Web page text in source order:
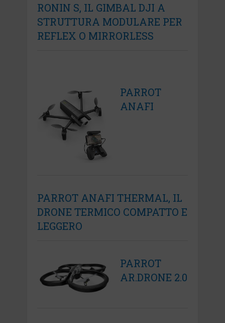
RONIN S, IL GIMBAL DJI A
STRUTTURA MODULARE PER
REFLEX O MIRRORLESS
PARROT
ANAFI
PARROT ANAFI THERMAL, IL
DRONE TERMICO COMPATTO E
LEGGERO
PARROT
AR.DRONE 2.0